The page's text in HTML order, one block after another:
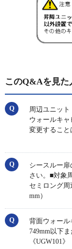
このQ&Aを見
周辺ユニッ
ウォールキ
変更すること
昇降式
シースルー
さい。■対象
セミロング
mm）
背面ウォール
749mm以下
《UGW101》